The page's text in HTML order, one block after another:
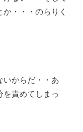
・・・のらりく
いからだ・・あ
を責めてしまっ